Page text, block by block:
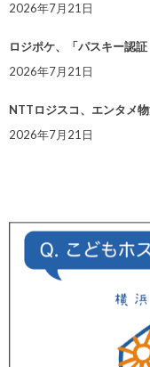
2026年7月21日
ロジポケ、「パスキー認
2026年7月21日
NTTロジスコ、エンタメ
2026年7月21日